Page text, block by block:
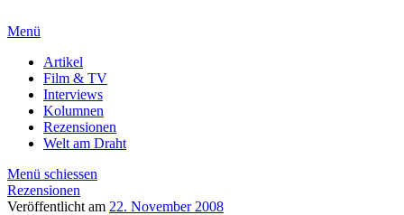
Menü
Artikel
Film & TV
Interviews
Kolumnen
Rezensionen
Welt am Draht
Menü schiessen
Rezensionen
Veröffentlicht am 22. November 2008